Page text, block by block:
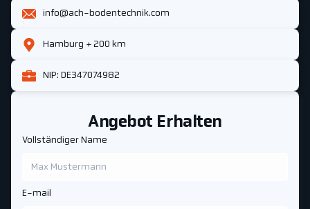
Angebot Erhalten
Vollständiger Name
E-mail
info@ach-bodentechnik.com
Hamburg + 200 km
NIP: DE347074982